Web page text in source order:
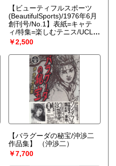
【ビューティフルスポーツ
(BeautifulSports)/1976年6月
創刊号/No.1】表紙=キャテ
ィ/特集=楽しむテニス/UCLA
inTOKYO/街のクラブ・ガイ
ド●山下達郎/ブラザーズ・ジ
ョンソン/カラパチ/トミー・
ショウ/水島新司/福井烈/他
￥2,500
【バラグーダの秘宝/沖渉二
作品集】
（沖渉二）
￥7,700